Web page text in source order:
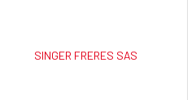
SINGER FRERES SAS